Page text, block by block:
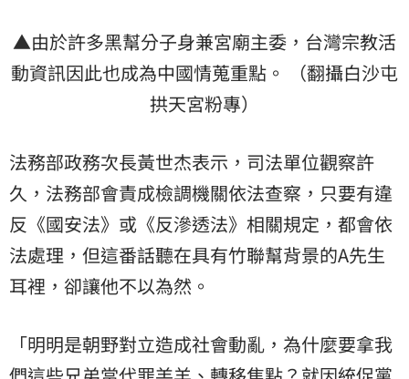
▲由於許多黑幫分子身兼宮廟主委，台灣宗教活
動資訊因此也成為中國情蒐重點。 （翻攝白沙屯
拱天宮粉專）
法務部政務次長黃世杰表示，司法單位觀察許
久，法務部會責成檢調機關依法查察，只要有違
反《國安法》或《反滲透法》相關規定，都會依
法處理，但這番話聽在具有竹聯幫背景的A先生
耳裡，卻讓他不以為然。
「明明是朝野對立造成社會動亂，為什麼要拿我